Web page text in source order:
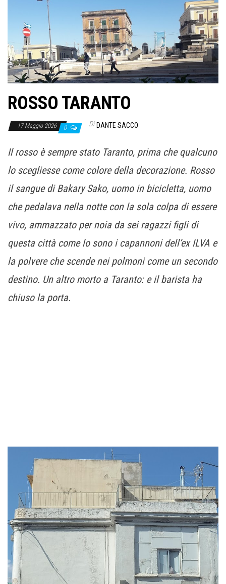
n
e
ROSSO TARANTO
17 Maggio 2026 0 Di DANTE SACCO
Il rosso è sempre stato Taranto, prima che qualcuno
lo scegliesse come colore della decorazione. Rosso
il sangue di Bakary Sako, uomo in bicicletta, uomo
che pedalava nella notte con la sola colpa di essere
vivo, ammazzato per noia da sei ragazzi figli di
questa città come lo sono i capannoni dell’ex ILVA e
la polvere che scende nei polmoni come un secondo
destino. Un altro morto a Taranto: e il barista ha
chiuso la porta.